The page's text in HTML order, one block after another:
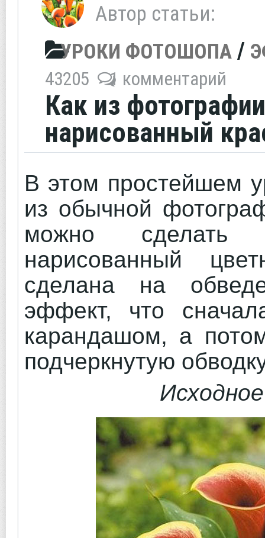
Автор статьи:
УРОКИ ФОТОШОПА/
43205 1 комментарий
Как из
нарисованный
В этом простейшем
из обычной
можно сделать
нарисованный
сделана на
эффект, что
карандашом, а
подчеркнутую